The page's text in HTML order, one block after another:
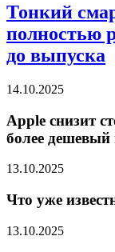
Тонкий
полностью
до выпуска
14.10.2025
Apple снизит
более
13.10.2025
Что уже
13.10.2025